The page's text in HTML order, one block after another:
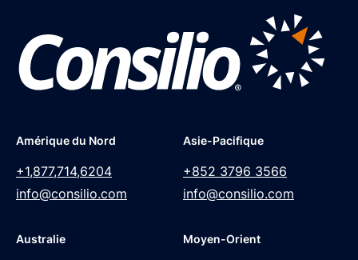
Amérique du Nord
+1,877,714,6204
info@consilio.com
Asie-Pacifique
+852 3796 3566
info@consilio.com
Australie Moyen-Orient